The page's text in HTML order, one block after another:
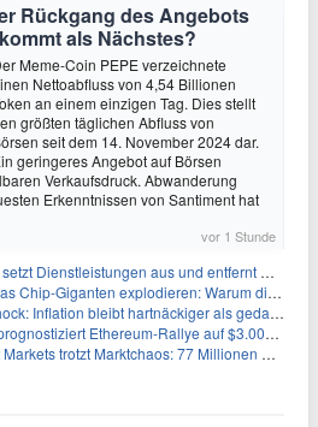
Rückgang des Angebots
als Nächstes?
Meme-Coin PEPE verzeichnete
Nettoabfluss von 4,54 Billionen
an einem einzigen Tag. Dies stellt
größten täglichen Abfluss von
seit dem 14. November 2024 dar.
geringeres Angebot auf Börsen
Verkaufsdruck. Abwanderung
Erkenntnissen von Santiment hat
vor 1 Stunde
aus und entfernt mehrere Krypto-Paare: Wer ist betroffen?
explodieren: Warum dieser Rekord-Tag die KI-Branche erschüttert
bleibt hartnäckiger als gedacht – 2027 wird zum kritischen Test
Ethereum-Rallye auf $3.000 nach entscheidendem On-Chain-Ausbruch
trotzt Marktchaos: 77 Millionen Pfund Gewinn im ersten Halbjahr